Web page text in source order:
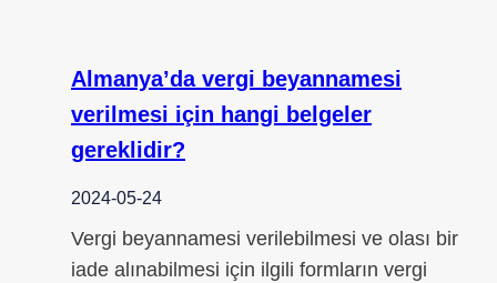
Almanya’da vergi beyannamesi
verilmesi için hangi belgeler
gereklidir?
2024-05-24
Vergi beyannamesi verilebilmesi ve olası bir
iade alınabilmesi için ilgili formların vergi